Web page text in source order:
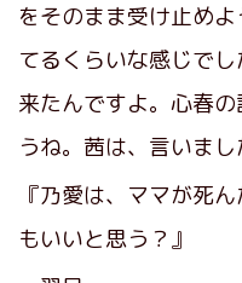
をそのまま受け止め
てるくらいな感じで
来たんですよ。心春
うね。茜は、言いまし
『乃愛は、ママが死
もいいと思う？』